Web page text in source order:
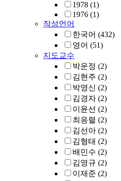
1978 (1)
1976 (1)
작성언어
한국어 (432)
영어 (51)
지도교수
박운정 (2)
김현주 (2)
박영신 (2)
김경자 (2)
이윤선 (2)
최응렬 (2)
김선아 (2)
김형태 (2)
배민수 (2)
김영규 (2)
이재준 (2)